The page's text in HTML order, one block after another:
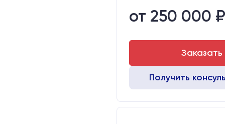
Вид охлаждения:
Стол:
от 250 000 ₽
Заказать
Получить